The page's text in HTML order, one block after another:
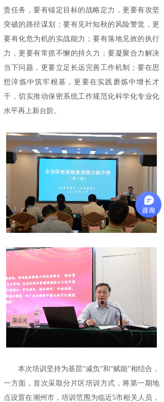
责任务，要有锚定目标的战略定力，更要有攻坚
突破的路径谋划；要有见叶知秋的风险警觉，更
要有化危为机的实战能力；要有落地见效的执行
力，更要有常抓不懈的持久力；要凝聚合力解决
当下问题，更要立足长远完善工作机制；要在思
想淬炼中筑牢根基，更要在实践磨炼中增长才
干，切实推动保密系统工作规范化科学化专业化
水平再上新台阶。
本次培训坚持为基层“减负”和“赋能”相结合，
一方面，首次采取分片区培训方式，将第一期地
点设置在潮州市，培训范围为临近5市相关人员，